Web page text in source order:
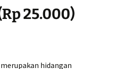
25.000)
hidangan